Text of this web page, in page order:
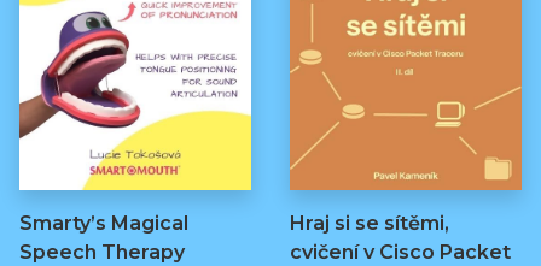
Smarty’s Magical
Speech Therapy
Hraj si se sítěmi,
cvičení v Cisco Packet